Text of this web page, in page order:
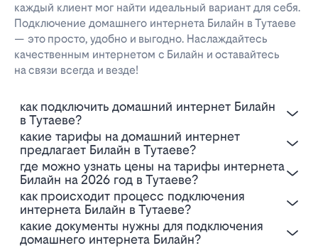
каждый клиент мог найти идеальный вариант для себя.
Подключение домашнего интернета Билайн в Тутаеве
— это просто, удобно и выгодно. Наслаждайтесь
качественным интернетом с Билайн и оставайтесь
на связи всегда и везде!
Как подключить домашний интернет Билайн
в Тутаеве?
Какие тарифы на домашний интернет
предлагает Билайн в Тутаеве?
Где можно узнать цены на тарифы интернета
Билайн на 2026 год в Тутаеве?
Как происходит процесс подключения
интернета Билайн в Тутаеве?
Какие документы нужны для подключения
домашнего интернета Билайн?